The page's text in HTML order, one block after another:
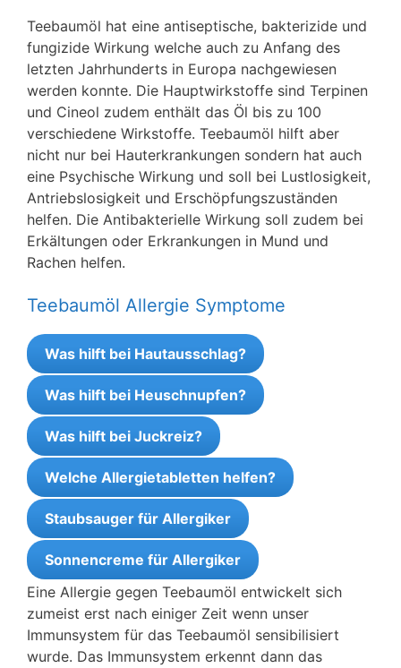
Teebaumöl hat eine antiseptische, bakterizide und
fungizide Wirkung welche auch zu Anfang des
letzten Jahrhunderts in Europa nachgewiesen
werden konnte. Die Hauptwirkstoffe sind Terpinen
und Cineol zudem enthält das Öl bis zu 100
verschiedene Wirkstoffe. Teebaumöl hilft aber
nicht nur bei Hauterkrankungen sondern hat auch
eine Psychische Wirkung und soll bei Lustlosigkeit,
Antriebslosigkeit und Erschöpfungszuständen
helfen. Die Antibakterielle Wirkung soll zudem bei
Erkältungen oder Erkrankungen in Mund und
Rachen helfen.
Teebaumöl Allergie Symptome
Was hilft bei Hautausschlag?
Was hilft bei Heuschnupfen?
Was hilft bei Juckreiz?
Welche Allergietabletten helfen?
Staubsauger für Allergiker
Sonnencreme für Allergiker
Eine Allergie gegen Teebaumöl entwickelt sich
zumeist erst nach einiger Zeit wenn unser
Immunsystem für das Teebaumöl sensibilisiert
wurde. Das Immunsystem erkennt dann das